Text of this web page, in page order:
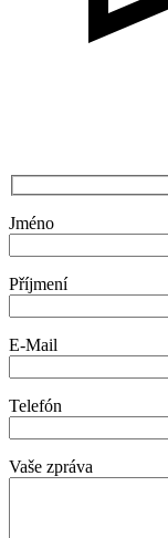
Jméno
Příjmení
E-Mail
Telefón
Vaše zpráva